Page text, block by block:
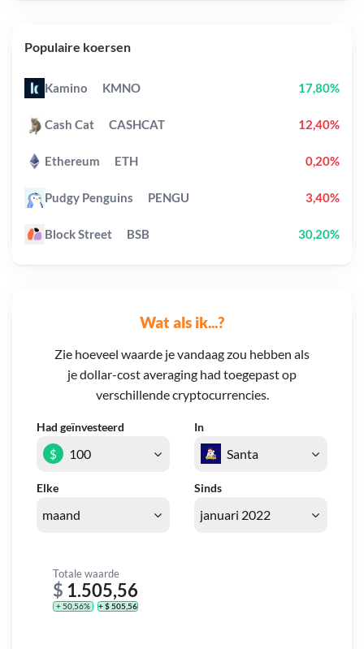
Wat als ik...?
Zie hoeveel waarde je vandaag zou hebben als
je dollar-cost averaging had toegepast op
verschillende cryptocurrencies.
Had geïnvesteerd In
Elke Sinds
$
Totale waarde
$ 1.505,56
+ 50,56% + $ 505,56
Populaire koersen
Kamino KMNO 17,80%
Cash Cat CASHCAT 12,40%
Ethereum ETH 0,20%
Pudgy Penguins PENGU 3,40%
Block Street BSB 30,20%